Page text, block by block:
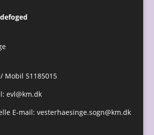
Mobil 51185015
evl@km.dk
E-mail: vesterhaesinge.sogn@km.dk